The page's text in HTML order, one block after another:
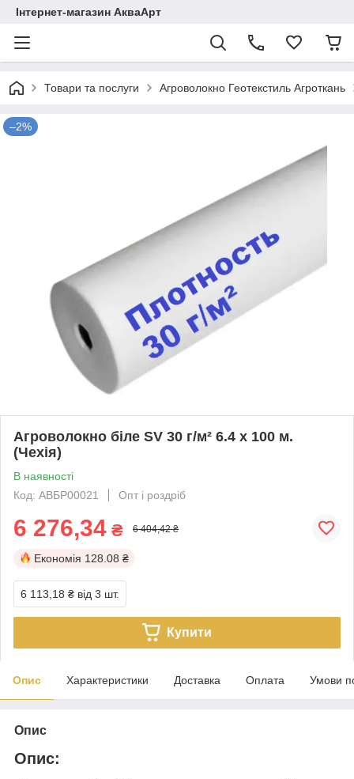
Інтернет-магазин АкваАрт
Товари та послуги Агроволокно Геотекстиль Агроткань
–2%
Агроволокно біле SV 30 г/м² 6.4 х 100 м.
(Чехія)
В наявності
Код: АВБР00021
Опт і роздріб
6 276,34 ₴ 6 404,42 ₴
Економія 128.08 ₴
6 113,18 ₴ від 3 шт.
Купити
Опис Характеристики Доставка Оплата Умови
Опис
Опис: